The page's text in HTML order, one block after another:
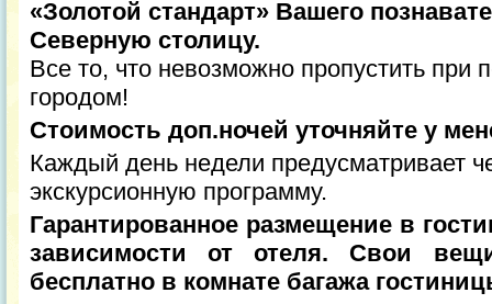
«Золотой стандарт» Вашего
Северную столицу.
Все то, что невозможно пропустить при
городом!
Стоимость доп.ночей уточняйте у
Каждый день недели предусматривает
экскурсионную программу.
Гарантированное размещение в
зависимости от отеля. Свои
бесплатно в комнате багажа